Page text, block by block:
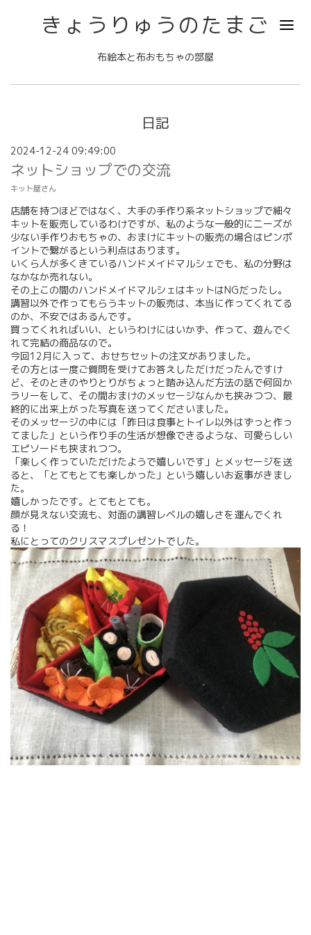
きょうりゅうのたまご
布絵本と布おもちゃの部屋
日記
2024-12-24 09:49:00
ネットショップでの交流
キット屋さん
店舗を持つほどではなく、大手の手作り系ネットショップで細々
キットを販売しているわけですが、私のような一般的にニーズが
少ない手作りおもちゃの、おまけにキットの販売の場合はピンポ
イントで繋がるという利点はあります。
いくら人が多くきているハンドメイドマルシェでも、私の分野は
なかなか売れない。
その上この間のハンドメイドマルシェはキットはNGだったし。
講習以外で作ってもらうキットの販売は、本当に作ってくれてる
のか、不安ではあるんです。
買ってくれればいい、というわけにはいかず、作って、遊んでく
れて完結の商品なので。
今回12月に入って、おせちセットの注文がありました。
その方とは一度ご質問を受けてお答えしただけだったんですけ
ど、そのときのやりとりがちょっと踏み込んだ方法の話で何回か
ラリーをして、その間おまけのメッセージなんかも挟みつつ、最
終的に出来上がった写真を送ってくださいました。
そのメッセージの中には「昨日は食事とトイレ以外はずっと作っ
てました」という作り手の生活が想像できるような、可愛らしい
エピソードも挟まれつつ。
「楽しく作っていただけたようで嬉しいです」とメッセージを送
ると、「とてもとても楽しかった」という嬉しいお返事がきまし
た。
嬉しかったです。とてもとても。
顔が見えない交流も、対面の講習レベルの嬉しさを運んでくれ
る！
私にとってのクリスマスプレゼントでした。